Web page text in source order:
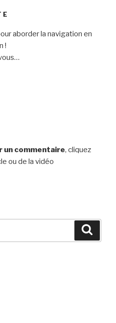
aborder la navigation en
!
un commentaire, cliquez
ou de la vidéo